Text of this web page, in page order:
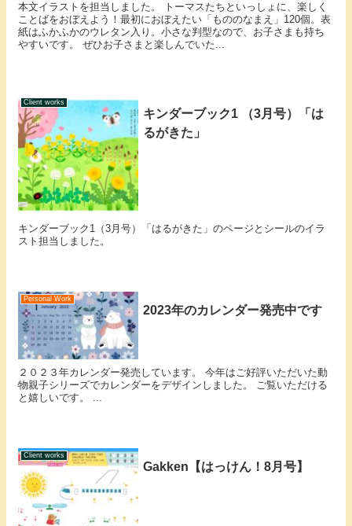
本文イラストを担当しました。 トーマスたちといっしょに、楽しく
ことばをおぼえよう！最初におぼえたい「もののなまえ」120個。表
紙はふかふかのウレタン入り。小さな判型なので、お子さまも持ち
やすいです。 ぜひお子さまと楽しんでいた...
Client works
キンダーブック1 （3月号）「は
るがきた」
キンダーブック1（3月号）「はるがきた」のページとシールのイラ
スト担当しました。
Personal Work
2023年のカレンダー発売中です
２０２３年カレンダー発売しています。 今年はご好評いただいた動
物親子シリーズでカレンダーをデザインしました。 ご覧いただける
と嬉しいです。 ...
Client works
Gakken【はっけん！8月号】